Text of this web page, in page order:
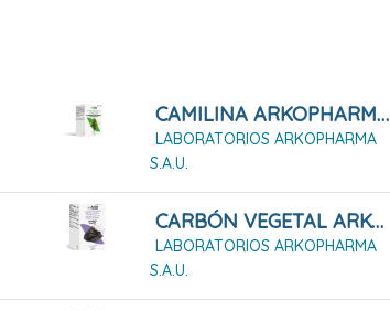
CAMILINA ARKOPHARMA 100 CÁPSULAS DURAS
LABORATORIOS ARKOPHARMA
S.A.U.
CARBÓN VEGETAL ARKOPHARMA 45 Cápsulas Duras
LABORATORIOS ARKOPHARMA
S.A.U.